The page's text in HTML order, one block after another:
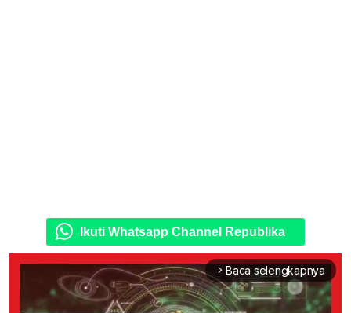
Ikuti Whatsapp Channel Republika
arrow_forward_ios Baca selengkapnya